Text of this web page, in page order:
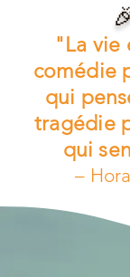
"La vie
comédie
qui
tragédie
qui
–